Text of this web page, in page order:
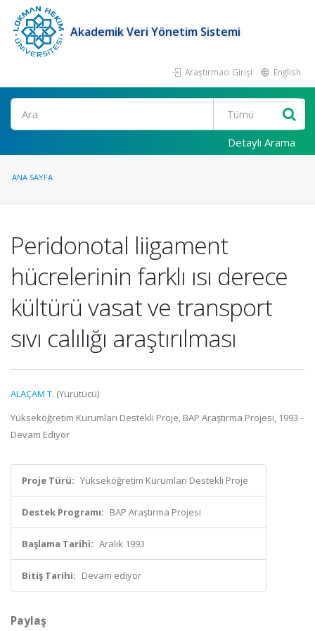
Akademik Veri Yönetim Sistemi
Araştırmacı Girişi English
Ara
Detaylı Arama
ANA SAYFA
Peridonotal liigament
hücrelerinin farklı ısı derece
kültürü vasat ve transport
sıvı calılığı araştırılması
ALAÇAM T. (Yürütücü)
Yükseköğretim Kurumları Destekli Proje, BAP Araştırma Projesi, 1993 -
Devam Ediyor
Proje Türü: Yükseköğretim Kurumları Destekli Proje
Destek Programı: BAP Araştırma Projesi
Başlama Tarihi: Aralık 1993
Bitiş Tarihi: Devam ediyor
Paylaş